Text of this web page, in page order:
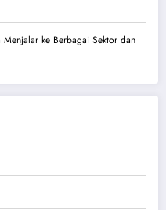
ke Berbagai Sektor dan